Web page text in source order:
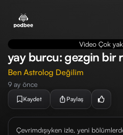
menu
Video Çok
yay burcu: gezgin bir
Ben Astrolog Değilim
9 ay önce
Kaydet Paylaş
Çevrimdışıyken izle, yeni